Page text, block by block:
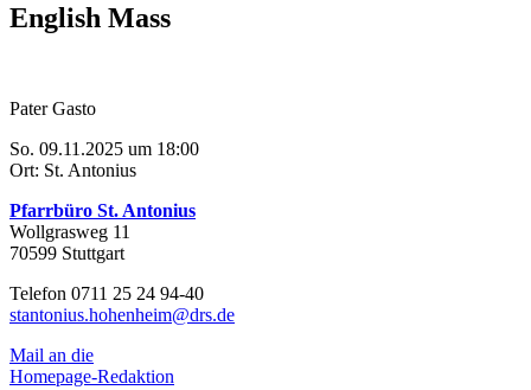
English Mass
Pater Gasto
So. 09.11.2025 um 18:00
Ort: St. Antonius
Pfarrbüro St. Antonius
Wollgrasweg 11
70599 Stuttgart
Telefon 0711 25 24 94-40
stantonius.hohenheim@drs.de
Mail an die
Homepage-Redaktion